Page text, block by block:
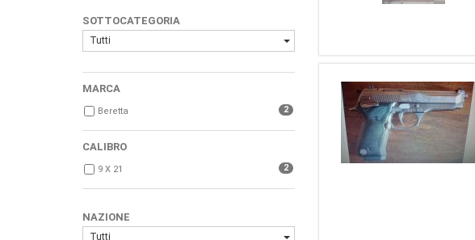
SOTTOCATEGORIA
Tutti
MARCA
Beretta 2
CALIBRO
9 X 21 2
NAZIONE
Tutti